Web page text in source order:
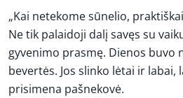
„Kai netekome sūnelio,
Ne tik palaidoji dalį savęs su
gyvenimo prasmę. Dienos buvo
bevertės. Jos slinko lėtai ir labai,
prisimena pašnekovė.